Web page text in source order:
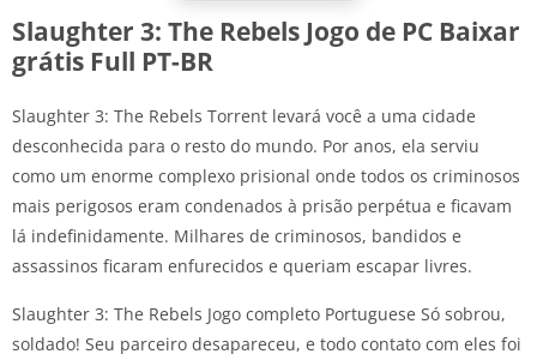
Slaughter 3: The Rebels Jogo de PC Baixar
grátis Full PT-BR
Slaughter 3: The Rebels Torrent levará você a uma cidade
desconhecida para o resto do mundo. Por anos, ela serviu
como um enorme complexo prisional onde todos os criminosos
mais perigosos eram condenados à prisão perpétua e ficavam
lá indefinidamente. Milhares de criminosos, bandidos e
assassinos ficaram enfurecidos e queriam escapar livres.
Slaughter 3: The Rebels Jogo completo Portuguese Só sobrou,
soldado! Seu parceiro desapareceu, e todo contato com eles foi